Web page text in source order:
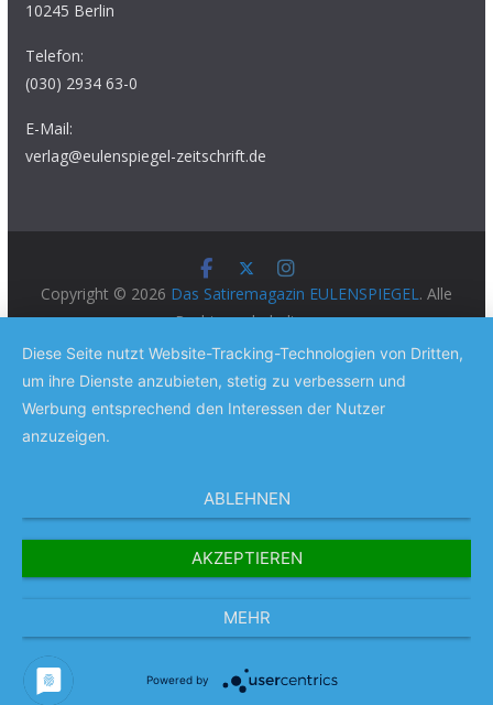
10245 Berlin
Telefon:
(030) 2934 63-0
E-Mail:
verlag@eulenspiegel-zeitschrift.de
Copyright © 2026 Das Satiremagazin EULENSPIEGEL. Alle
Rechte vorbehalten.
Theme:ColorMag Provon ThemeGrill. Präsentiert von
WordPress.
Diese Seite nutzt Website-Tracking-Technologien von Dritten,
um ihre Dienste anzubieten, stetig zu verbessern und
Werbung entsprechend den Interessen der Nutzer
anzuzeigen.
ABLEHNEN
AKZEPTIEREN
MEHR
Powered by